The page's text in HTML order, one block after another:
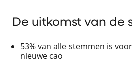
De uitkomst van de
53% van alle stemmen is
nieuwe cao